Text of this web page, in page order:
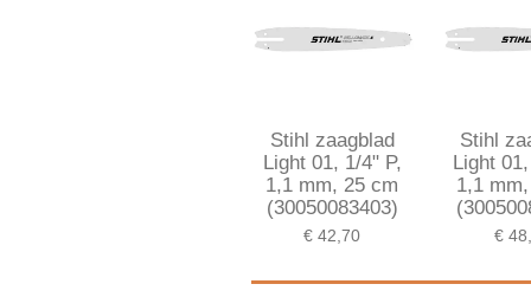
Stihl zaagblad
Light 01, 1/4" P,
1,1 mm, 25 cm
(30050083403)
€ 42,70
Stihl
Light
1,1
€